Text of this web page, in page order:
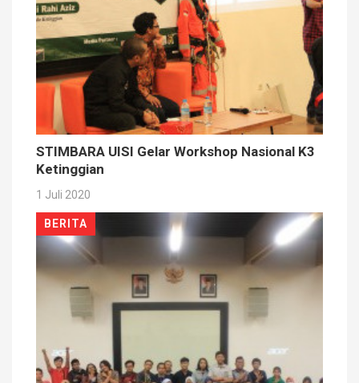
STIMBARA UISI Gelar Workshop Nasional K3
Ketinggian
1 Juli 2020
BERITA